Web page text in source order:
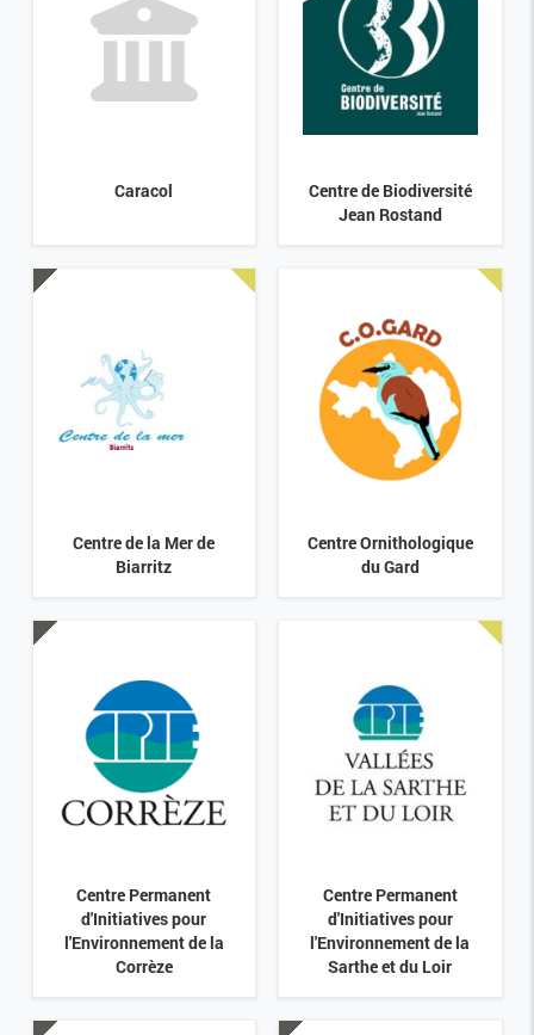
Caracol
Centre de Biodiversité
Jean Rostand
Centre de la Mer de
Biarritz
Centre Ornithologique
du Gard
Centre Permanent
d'Initiatives pour
l'Environnement de la
Corrèze
Centre Permanent
d'Initiatives pour
l'Environnement de la
Sarthe et du Loir